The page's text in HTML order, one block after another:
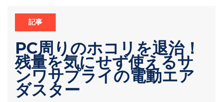
記事
PC周りのホコリを退治！
残量を気にせず使えるサ
ンワサプライの電動エア
ダスター